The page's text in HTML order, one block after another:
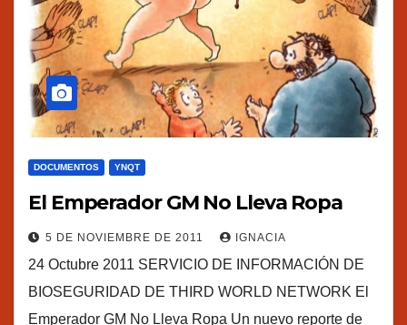
DOCUMENTOS YNQT
El Emperador GM No Lleva Ropa
5 DE NOVIEMBRE DE 2011 IGNACIA
24 Octubre 2011 SERVICIO DE INFORMACIÓN DE
BIOSEGURIDAD DE THIRD WORLD NETWORK El
Emperador GM No Lleva Ropa Un nuevo reporte de